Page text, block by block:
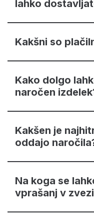
lahko
Kakšni so
Kako dolgo
naročen
Kakšen je
oddajo
Na koga se
vprašanj v